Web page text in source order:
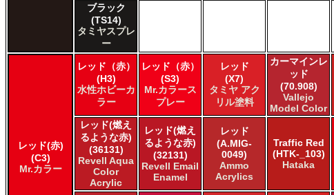
Humbrol of Hornby Hobbies Humbrol Enamel
Italeri Italeri
Lifecolor Lifecolor
Mission Models Mission Models
Revell of Germany Revell Aqua Color Acrylic
Revell of Germany Revell Email Enamel
Testors of Rust-Oleum Group Testors Model Master Acrylic
Testors of Rust-Oleum Group Testors Model Master Enamel
The Scale Modellers Supply SMS
Xtracolor Xtracolor
ガイアノーツ ガイア エナメル カラー
ガイアノーツ ガイアカラー
タミヤ タミヤ アクリル塗料
タミヤ タミヤ アクリル塗料 (フラット)
ブラック
(TS14)
タミヤスプレ
ー
レッド(赤)
(C3)
Mr.カラー
レッド（赤）
(H3)
水性ホビーカ
ラー
レッド（赤）
(S3)
Mr.カラース
プレー
レッド
(X7)
タミヤ アク
リル塗料
カーマインレ
ッド
(70.908)
Vallejo
Model Color
レッド(燃え
るような赤)
(36131)
Revell Aqua
Color
Acrylic
レッド(燃え
るような赤)
(32131)
Revell Email
Enamel
レッド
(A.MIG-
0049)
Ammo
Acrylics
Traffic Red
(HTK-_103)
Hataka